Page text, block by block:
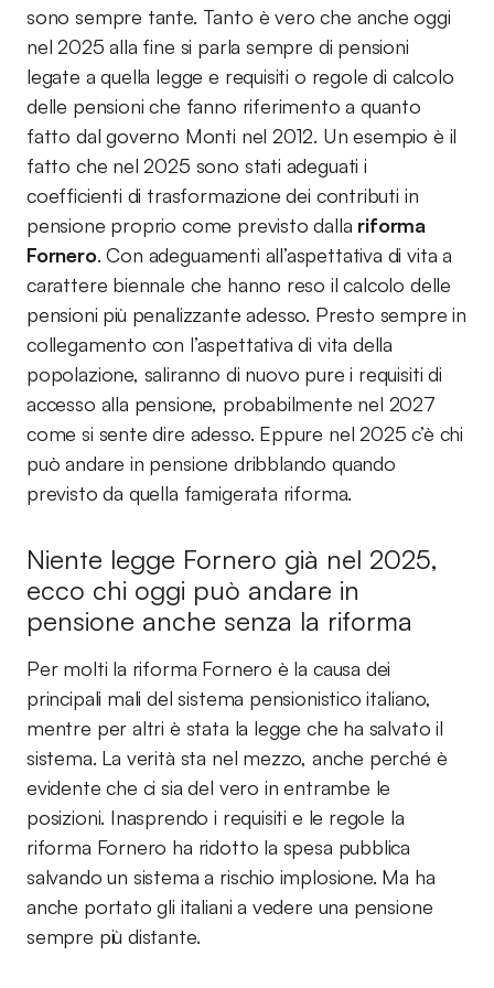
sono sempre tante. Tanto è vero che anche oggi
nel 2025 alla fine si parla sempre di pensioni
legate a quella legge e requisiti o regole di calcolo
delle pensioni che fanno riferimento a quanto
fatto dal governo Monti nel 2012. Un esempio è il
fatto che nel 2025 sono stati adeguati i
coefficienti di trasformazione dei contributi in
pensione proprio come previsto dalla riforma
Fornero. Con adeguamenti all’aspettativa di vita a
carattere biennale che hanno reso il calcolo delle
pensioni più penalizzante adesso. Presto sempre in
collegamento con l’aspettativa di vita della
popolazione, saliranno di nuovo pure i requisiti di
accesso alla pensione, probabilmente nel 2027
come si sente dire adesso. Eppure nel 2025 c’è chi
può andare in pensione dribblando quando
previsto da quella famigerata riforma.
Niente legge Fornero già nel 2025,
ecco chi oggi può andare in
pensione anche senza la riforma
Per molti la riforma Fornero è la causa dei
principali mali del sistema pensionistico italiano,
mentre per altri è stata la legge che ha salvato il
sistema. La verità sta nel mezzo, anche perché è
evidente che ci sia del vero in entrambe le
posizioni. Inasprendo i requisiti e le regole la
riforma Fornero ha ridotto la spesa pubblica
salvando un sistema a rischio implosione. Ma ha
anche portato gli italiani a vedere una pensione
sempre più distante.